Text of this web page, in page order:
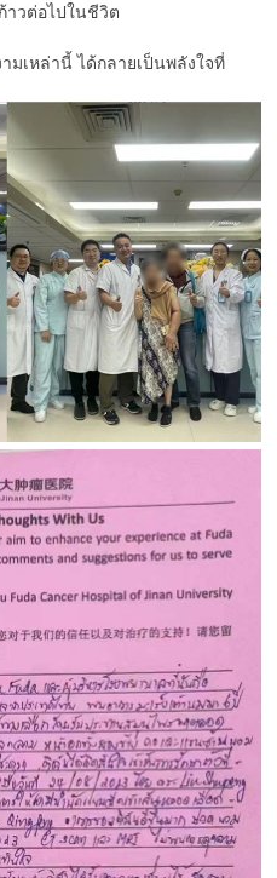
าวต่อไปในชีวิต
เหล่านี้ ได้กลายเป็นพลังใจที่